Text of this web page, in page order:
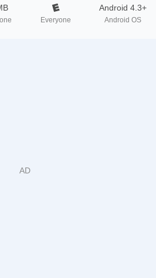
Everyone
Android 4.3+
Android OS